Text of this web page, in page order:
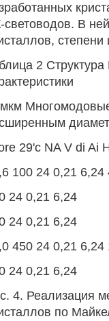
световодов. В
степени
2
29'с NA V di Ai
100 24 0,21
24 0,21 6,24
24 0,21 6,24
450 24 0,21 6,24
24 0,21 6,24
4. Реализация
по